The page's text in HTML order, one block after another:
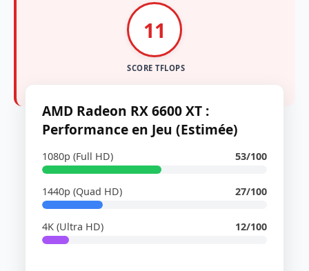
11
SCORE TFLOPS
AMD Radeon RX 6600 XT :
Performance en Jeu (Estimée)
1080p (Full HD) 53/100
1440p (Quad HD) 27/100
4K (Ultra HD) 12/100